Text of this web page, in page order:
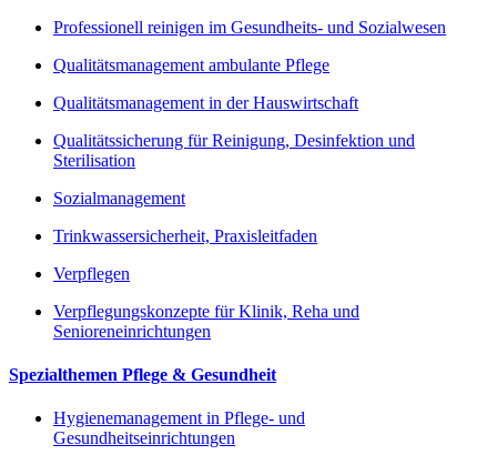
Professionell reinigen im Gesundheits- und Sozialwesen
Qualitätsmanagement ambulante Pflege
Qualitätsmanagement in der Hauswirtschaft
Qualitätssicherung für Reinigung, Desinfektion und
Sterilisation
Sozialmanagement
Trinkwassersicherheit, Praxisleitfaden
Verpflegen
Verpflegungskonzepte für Klinik, Reha und
Senioreneinrichtungen
Spezialthemen Pflege & Gesundheit
Hygienemanagement in Pflege- und
Gesundheitseinrichtungen